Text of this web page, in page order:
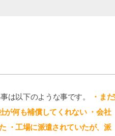
話にな
してい
た。
激しく、理解
ら、会社側は
成年後見人を
たが、私はこの
続きを読む
は以下のような事です。
・ま
が何も補償してくれない ・会社
・工場に派遣されていたが、派